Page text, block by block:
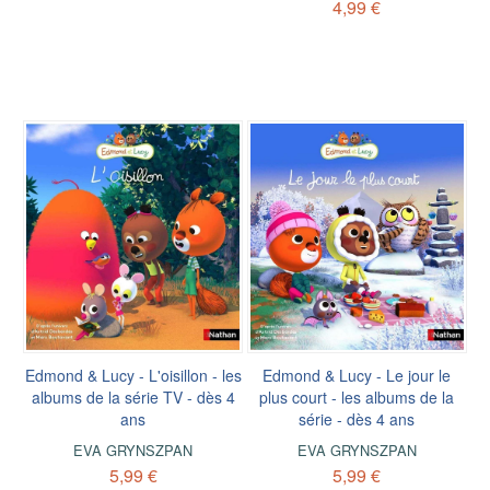
4,99 €
Edmond & Lucy - L'oisillon - les
albums de la série TV - dès 4
ans
EVA GRYNSZPAN
5,99 €
Edmond & Lucy - Le jour le
plus court - les albums de la
série - dès 4 ans
EVA GRYNSZPAN
5,99 €